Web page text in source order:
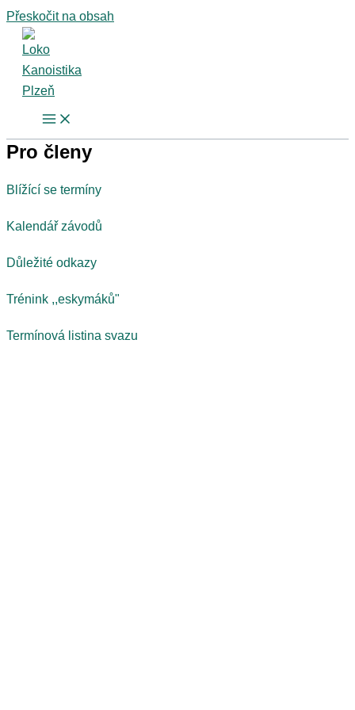
Přeskočit na obsah
Pro členy
Blížící se termíny
Kalendář závodů
Důležité odkazy
Trénink ,,eskymáků"
Termínová listina svazu